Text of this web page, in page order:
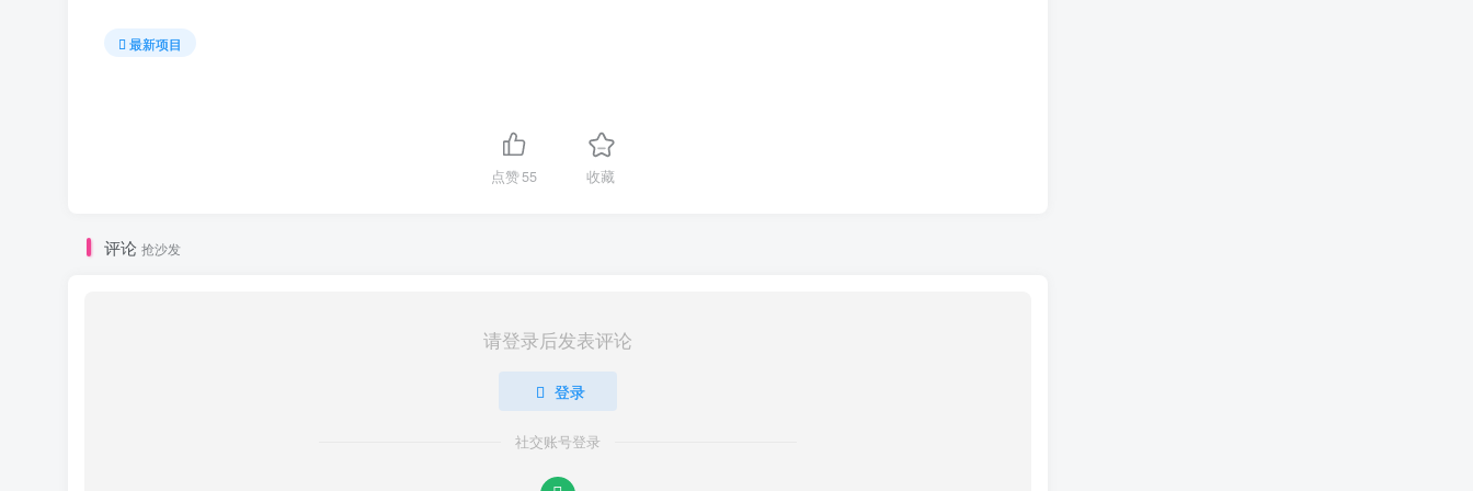
最新项目
点赞55 收藏
评论 抢沙发
请登录后发表评论
登录
社交账号登录